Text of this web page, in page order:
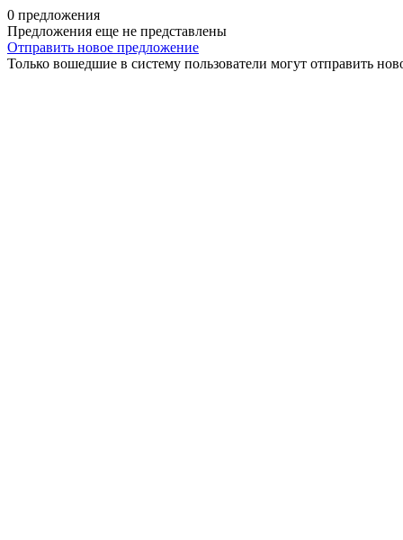
0 предложения
Предложения еще не представлены
Отправить новое предложение
Только вошедшие в систему пользователи могут отправить